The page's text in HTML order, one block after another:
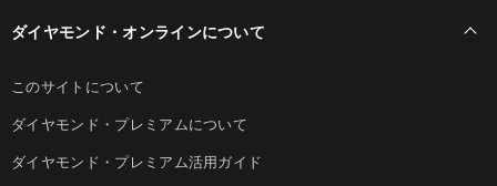
ダイヤモンド・オンラインについて
このサイトについて
ダイヤモンド・プレミアムについて
ダイヤモンド・プレミアム活用ガイド